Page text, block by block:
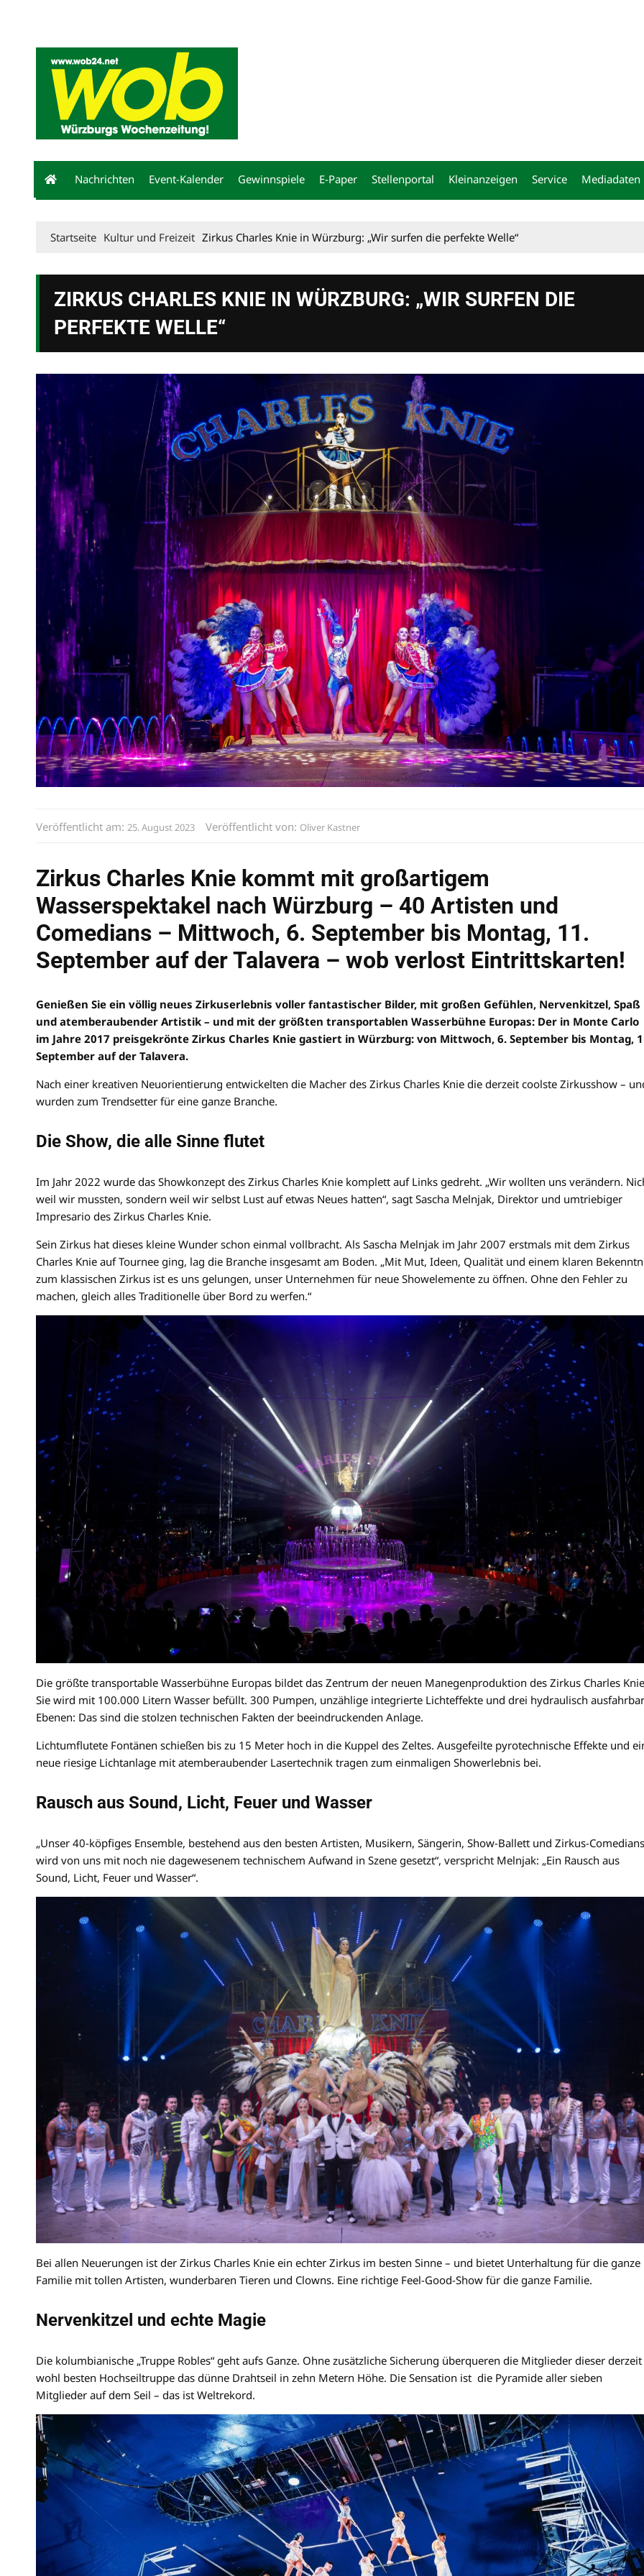
Nachrichten Event-Kalender Gewinnspiele E-Paper Stellenportal Kleinanzeigen Service Mediadaten
Startseite Kultur und Freizeit Zirkus Charles Knie in Würzburg: „Wir surfen die perfekte Welle“
ZIRKUS CHARLES KNIE IN WÜRZBURG: „WIR SURFEN DIE
PERFEKTE WELLE“
Veröffentlicht am: 25. August 2023 Veröffentlicht von: Oliver Kastner
Zirkus Charles Knie kommt mit großartigem
Wasserspektakel nach Würzburg – 40 Artisten und
Comedians – Mittwoch, 6. September bis Montag, 11.
September auf der Talavera – wob verlost Eintrittskarten!
Genießen Sie ein völlig neues Zirkuserlebnis voller fantastischer Bilder, mit großen Gefühlen, Nervenkitzel, Spaß
und atemberaubender Artistik – und mit der größten transportablen Wasserbühne Europas: Der in Monte Carlo
im Jahre 2017 preisgekrönte Zirkus Charles Knie gastiert in Würzburg: von Mittwoch, 6. September bis Montag,
September auf der Talavera.
Nach einer kreativen Neuorientierung entwickelten die Macher des Zirkus Charles Knie die derzeit coolste Zirkusshow –
wurden zum Trendsetter für eine ganze Branche.
Die Show, die alle Sinne flutet
Im Jahr 2022 wurde das Showkonzept des Zirkus Charles Knie komplett auf Links gedreht. „Wir wollten uns verändern.
weil wir mussten, sondern weil wir selbst Lust auf etwas Neues hatten“, sagt Sascha Melnjak, Direktor und umtriebiger
Impresario des Zirkus Charles Knie.
Sein Zirkus hat dieses kleine Wunder schon einmal vollbracht. Als Sascha Melnjak im Jahr 2007 erstmals mit dem Zirkus
Charles Knie auf Tournee ging, lag die Branche insgesamt am Boden. „Mit Mut, Ideen, Qualität und einem klaren
zum klassischen Zirkus ist es uns gelungen, unser Unternehmen für neue Showelemente zu öffnen. Ohne den Fehler zu
machen, gleich alles Traditionelle über Bord zu werfen.“
Die größte transportable Wasserbühne Europas bildet das Zentrum der neuen Manegenproduktion des Zirkus Charles
Sie wird mit 100.000 Litern Wasser befüllt. 300 Pumpen, unzählige integrierte Lichteffekte und drei hydraulisch
Ebenen: Das sind die stolzen technischen Fakten der beeindruckenden Anlage.
Lichtumflutete Fontänen schießen bis zu 15 Meter hoch in die Kuppel des Zeltes. Ausgefeilte pyrotechnische Effekte und
neue riesige Lichtanlage mit atemberaubender Lasertechnik tragen zum einmaligen Showerlebnis bei.
Rausch aus Sound, Licht, Feuer und Wasser
„Unser 40-köpfiges Ensemble, bestehend aus den besten Artisten, Musikern, Sängerin, Show-Ballett und Zirkus-
wird von uns mit noch nie dagewesenem technischem Aufwand in Szene gesetzt“, verspricht Melnjak: „Ein Rausch aus
Sound, Licht, Feuer und Wasser“.
Bei allen Neuerungen ist der Zirkus Charles Knie ein echter Zirkus im besten Sinne – und bietet Unterhaltung für die ganze
Familie mit tollen Artisten, wunderbaren Tieren und Clowns. Eine richtige Feel-Good-Show für die ganze Familie.
Nervenkitzel und echte Magie
Die kolumbianische „Truppe Robles“ geht aufs Ganze. Ohne zusätzliche Sicherung überqueren die Mitglieder dieser derzeit
wohl besten Hochseiltruppe das dünne Drahtseil in zehn Metern Höhe. Die Sensation ist die Pyramide aller sieben
Mitglieder auf dem Seil – das ist Weltrekord.